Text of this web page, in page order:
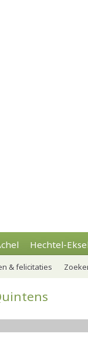
Hechtel-
& felicitaties